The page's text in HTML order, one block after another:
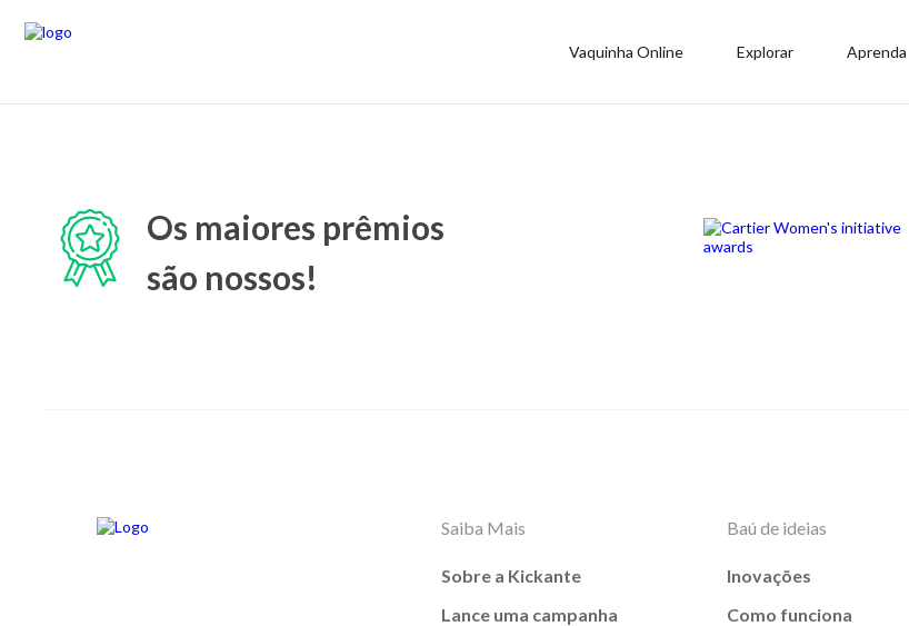
Vaquinha Online Explorar Aprenda
Os maiores prêmios
são nossos!
Saiba Mais
Sobre a Kickante
Lance uma campanha
Baú de ideias
Inovações
Como funciona